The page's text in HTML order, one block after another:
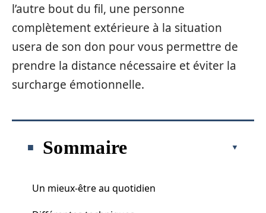
l’autre bout du fil, une personne
complètement extérieure à la situation
usera de son don pour vous permettre de
prendre la distance nécessaire et éviter la
surcharge émotionnelle.
Sommaire
Un mieux-être au quotidien